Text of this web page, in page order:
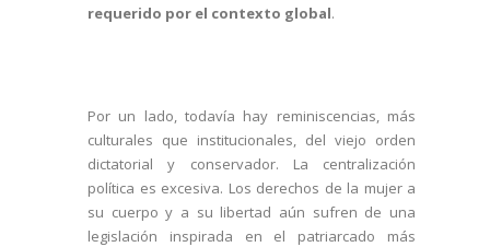
requerido por el contexto global.
Por un lado, todavía hay reminiscencias, más
culturales que institucionales, del viejo orden
dictatorial y conservador. La centralización
política es excesiva. Los derechos de la mujer a
su cuerpo y a su libertad aún sufren de una
legislación inspirada en el patriarcado más